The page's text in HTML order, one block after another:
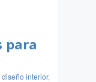
para
diseño interior,